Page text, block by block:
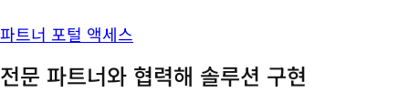
파트너 포털 액세스
전문 파트너와 협력해 솔루션 구현